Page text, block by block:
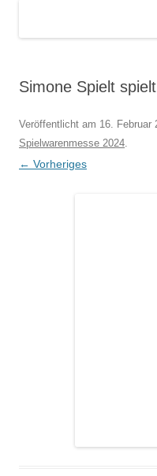
Simone Spielt
Veröffentlicht am 16. Februar
Spielwarenmesse 2024.
← Vorheriges